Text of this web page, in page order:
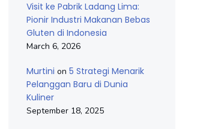
Visit ke Pabrik Ladang Lima:
Pionir Industri Makanan Bebas
Gluten di Indonesia
March 6, 2026
Murtini on 5 Strategi Menarik
Pelanggan Baru di Dunia
Kuliner
September 18, 2025